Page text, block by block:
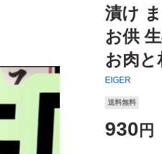
漬け
お供
お肉と
EIGER
送料無料
930 円